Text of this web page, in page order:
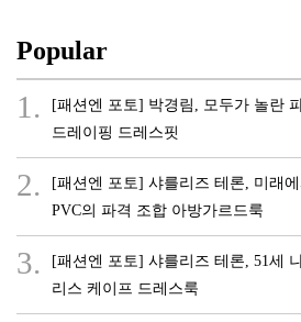
Popular
1.
[패션엔 포토] 박경림, 모두가 놀란
드레이핑 드레스핏
2.
[패션엔 포토] 샤를리즈 테론, 미래
PVC의 파격 조합 아방가르드룩
3.
[패션엔 포토] 샤를리즈 테론, 51세
리스 케이프 드레스룩